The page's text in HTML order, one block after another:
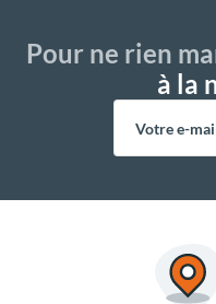
Pour ne rien
à la